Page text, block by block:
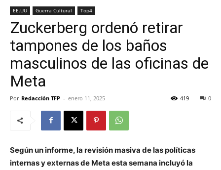
EE.UU Guerra Cultural Top4
Zuckerberg ordenó retirar
tampones de los baños
masculinos de las oficinas de
Meta
Por Redacción TFP - enero 11, 2025 0
419
Según un informe, la revisión masiva de las políticas
internas y externas de Meta esta semana incluyó la